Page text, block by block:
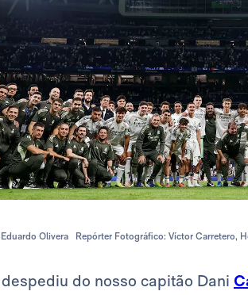
Eduardo Olivera Repórter Fotográfico: Víctor Carretero,
do nosso capitão Dani